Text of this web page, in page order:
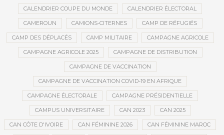
CALENDRIER COUPE DU MONDE CALENDRIER ÉLECTORAL
CAMEROUN CAMIONS-CITERNES CAMP DE RÉFUGIÉS
CAMP DES DÉPLACÉS CAMP MILITAIRE CAMPAGNE AGRICOLE
CAMPAGNE AGRICOLE 2025 CAMPAGNE DE DISTRIBUTION
CAMPAGNE DE VACCINATION
CAMPAGNE DE VACCINATION COVID-19 EN AFRIQUE
CAMPAGNE ÉLECTORALE CAMPAGNE PRÉSIDENTIELLE
CAMPUS UNIVERSITAIRE CAN 2023 CAN 2025
CAN CÔTE D'IVOIRE CAN FÉMININE 2026 CAN FÉMININE MAROC